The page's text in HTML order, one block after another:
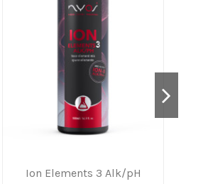
Ion Elements 3 Alk/pH